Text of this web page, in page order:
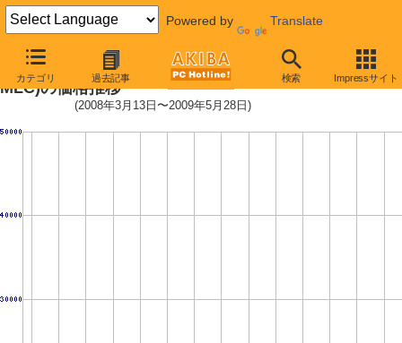
Powered by Translate
カテゴリ 過去記事 検索 Impressサイト
X25-M(6526-080GR101B) (80GB,
MLC)の価格推移
(2008年3月13日〜2009年5月28日)